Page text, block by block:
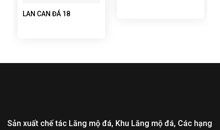
LAN CAN ĐÁ 18
Sản xuất chế tác Lăng mộ đá, Khu Lăng mộ đá, Các hạng